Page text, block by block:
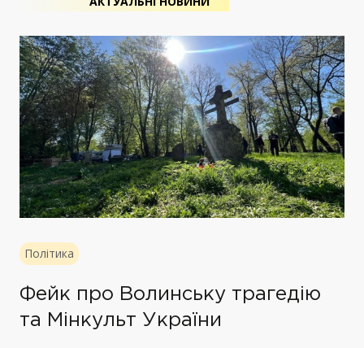
Політика
Фейк про Волинську трагедію
та Мінкульт України